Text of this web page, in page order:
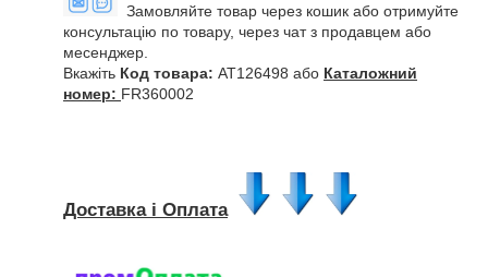
Замовляйте товар через кошик або отримуйте
консультацію по товару, через чат з продавцем або
месенджер.
Вкажіть Код товара: AT126498 або Каталожний
номер: FR360002
Доставка і Оплата